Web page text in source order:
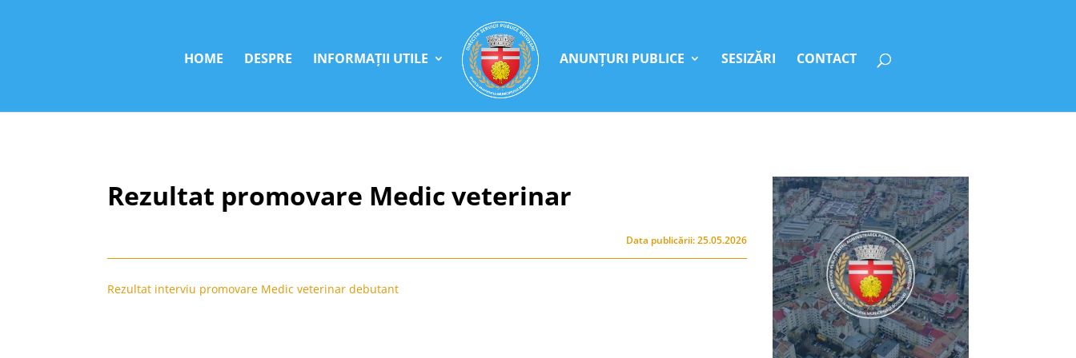
HOME DESPRE INFORMAȚII UTILE ANUNȚURI PUBLICE SESIZĂRI CONTACT
Rezultat promovare Medic veterinar
Data publicării: 25.05.2026
Rezultat interviu promovare Medic veterinar debutant